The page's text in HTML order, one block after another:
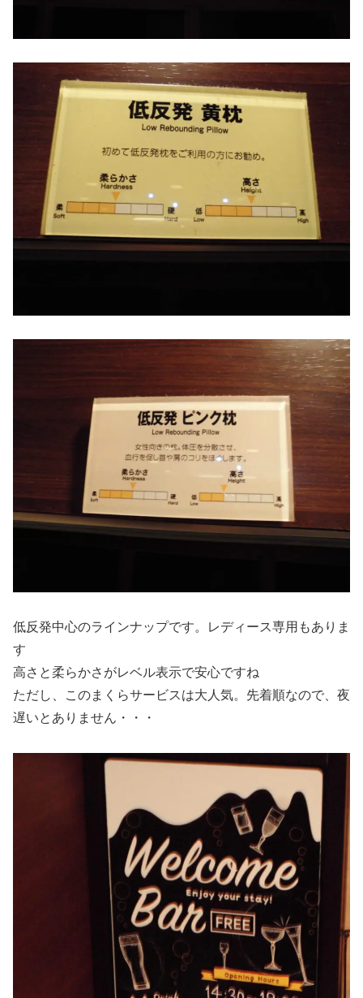
低反発中心のラインナップです。レディース専用もありま
す
高さと柔らかさがレベル表示で安心ですね
ただし、このまくらサービスは大人気。先着順なので、夜
遅いとありません・・・